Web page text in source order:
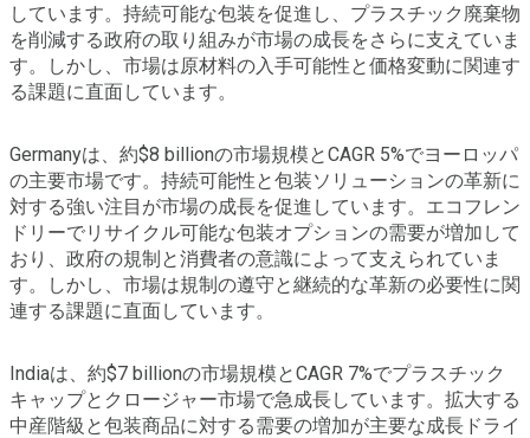
しています。持続可能な包装を促進し、プラスチック廃棄物
を削減する政府の取り組みが市場の成長をさらに支えていま
す。しかし、市場は原材料の入手可能性と価格変動に関連す
る課題に直面しています。
Germanyは、約$8 billionの市場規模とCAGR 5%でヨーロッパ
の主要市場です。持続可能性と包装ソリューションの革新に
対する強い注目が市場の成長を促進しています。エコフレン
ドリーでリサイクル可能な包装オプションの需要が増加して
おり、政府の規制と消費者の意識によって支えられていま
す。しかし、市場は規制の遵守と継続的な革新の必要性に関
連する課題に直面しています。
Indiaは、約$7 billionの市場規模とCAGR 7%でプラスチック
キャップとクロージャー市場で急成長しています。拡大する
中産階級と包装商品に対する需要の増加が主要な成長ドライ